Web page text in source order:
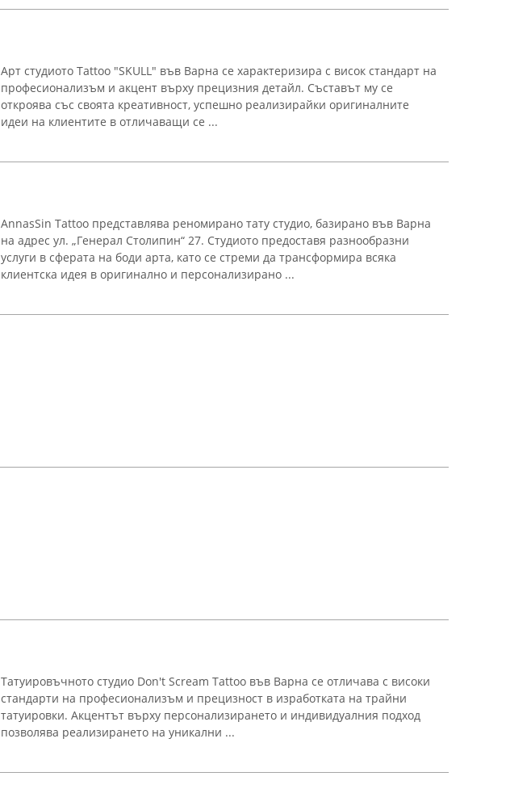
Арт студиото Tattoo "SKULL" във Варна се характеризира с висок стандарт на
професионализъм и акцент върху прецизния детайл. Съставът му се
откроява със своята креативност, успешно реализирайки оригиналните
идеи на клиентите в отличаващи се ...
AnnasSin Tattoo представлява реномирано тату студио, базирано във Варна
на адрес ул. „Генерал Столипин“ 27. Студиото предоставя разнообразни
услуги в сферата на боди арта, като се стреми да трансформира всяка
клиентска идея в оригинално и персонализирано ...
Татуировъчното студио Don't Scream Tattoo във Варна се отличава с високи
стандарти на професионализъм и прецизност в изработката на трайни
татуировки. Акцентът върху персонализирането и индивидуалния подход
позволява реализирането на уникални ...